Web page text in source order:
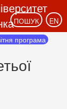
ПОШУК
EN
програма